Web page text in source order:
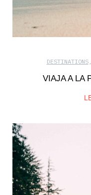
DESTINATIONS,
VIAJA A LA